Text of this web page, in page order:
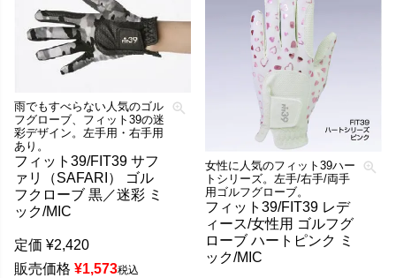
雨でもすべらない人気のゴル
フグローブ、フィット39の迷
彩デザイン。左手用・右手用
あり。
フィット39/FIT39 サフ
ァリ（SAFARI） ゴル
フクローブ 黒／迷彩 ミ
ック/MIC
定価 ¥2,420
販売価格 ¥1,573税込
女性に人気のフィット39ハー
トシリーズ。左手/右手/両手
用ゴルフグローブ。
フィット39/FIT39 レデ
ィース/女性用 ゴルフグ
ローブ ハートピンク ミ
ック/MIC